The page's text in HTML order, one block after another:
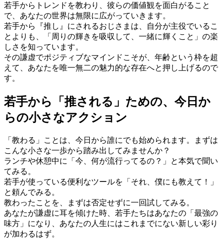
若手からトレンドを教わり、彼らの価値観を面白がること
で、あなたの世界は無限に広がっていきます。
若手から『推し』にされるおじさまは、自分が主役でいるこ
とよりも、「周りの輝きを吸収して、一緒に輝くこと」の楽
しさを知っています。
その謙虚でポジティブなマインドこそが、年齢という枠を超
えて、あなたを唯一無二の魅力的な存在へと押し上げるので
す。
若手から「推される」ための、今日か
らの小さなアクション
「教わる」ことは、今日から誰にでも始められます。まずは
こんな小さな一歩から踏み出してみませんか？
ランチや休憩中に「今、何が流行ってるの？」と本気で聞い
てみる。
若手が使っている便利なツールを「それ、僕にも教えて！」
と頼んでみる。
教わったことを、まずは否定せずに一回試してみる。
あなたが謙虚に耳を傾けた時、若手たちはあなたの「最強の
味方」になり、あなたの人生にはこれまでにない新しい彩り
が加わるはず。